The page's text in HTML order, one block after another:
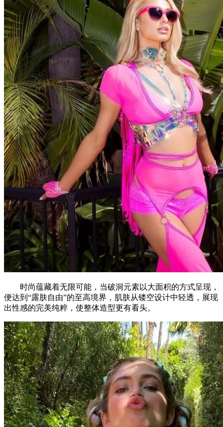
时尚蕴藏着无限可能，当破洞元素以大面积的方式呈现，
便达到“露肤自由”的至高境界，肌肤从镂空设计中轻透，展现
出性感的完美纯粹，使整体造型更有看头。